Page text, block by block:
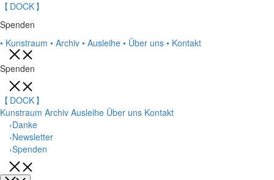
【 DOCK 】
Spenden
• Kunstraum • Archiv • Ausleihe • Über uns • Kontakt
Spenden
【 DOCK 】
Kunstraum Archiv Ausleihe Über uns Kontakt
›Danke
›Newsletter
›Spenden